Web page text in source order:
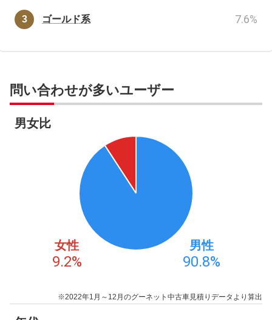
ゴールド系 7.6%
問い合わせが多いユーザー
男女比
女性
9.2%
男性
90.8%
※2022年1月～12月のグーネット中古車見積りデータより算出